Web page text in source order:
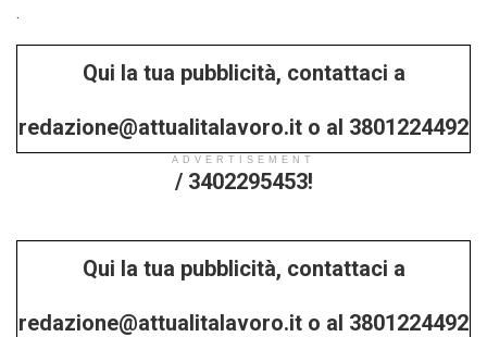
.
Qui la tua pubblicità, contattaci a
redazione@attualitalavoro.it o al 3801224492
/ 3402295453!
ADVERTISEMENT
Qui la tua pubblicità, contattaci a
redazione@attualitalavoro.it o al 3801224492